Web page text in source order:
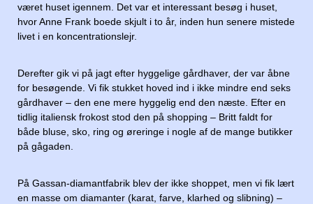
været huset igennem. Det var et interessant besøg i huset,
hvor Anne Frank boede skjult i to år, inden hun senere mistede
livet i en koncentrationslejr.
Derefter gik vi på jagt efter hyggelige gårdhaver, der var åbne
for besøgende. Vi fik stukket hoved ind i ikke mindre end seks
gårdhaver – den ene mere hyggelig end den næste. Efter en
tidlig italiensk frokost stod den på shopping – Britt faldt for
både bluse, sko, ring og øreringe i nogle af de mange butikker
på gågaden.
På Gassan-diamantfabrik blev der ikke shoppet, men vi fik lært
en masse om diamanter (karat, farve, klarhed og slibning) –